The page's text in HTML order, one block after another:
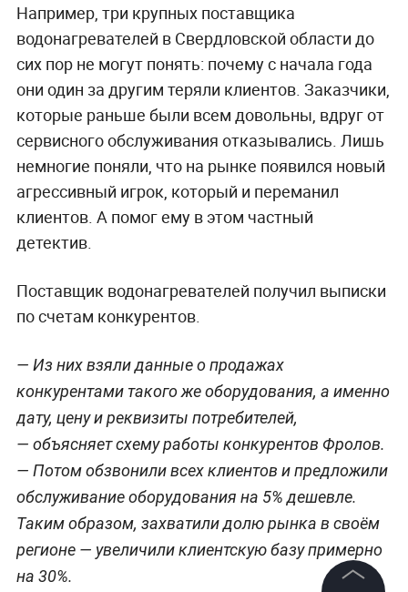
Например, три крупных поставщика
водонагревателей в Свердловской области до
сих пор не могут понять: почему с начала года
они один за другим теряли клиентов. Заказчики,
которые раньше были всем довольны, вдруг от
сервисного обслуживания отказывались. Лишь
немногие поняли, что на рынке появился новый
агрессивный игрок, который и переманил
клиентов. А помог ему в этом частный
детектив.
Поставщик водонагревателей получил выписки
по счетам конкурентов.
— Из них взяли данные о продажах
конкурентами такого же оборудования, а именно
дату, цену и реквизиты потребителей,
— объясняет схему работы конкурентов Фролов.
— Потом обзвонили всех клиентов и предложили
обслуживание оборудования на 5% дешевле.
Таким образом, захватили долю рынка в своём
регионе — увеличили клиентскую базу примерно
на 30%.